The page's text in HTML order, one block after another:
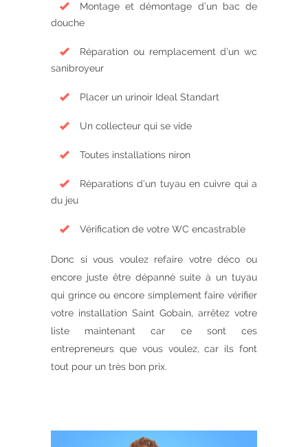
Montage et démontage d’un bac de
douche
Réparation ou remplacement d’un wc
sanibroyeur
Placer un urinoir Ideal Standart
Un collecteur qui se vide
Toutes installations niron
Réparations d’un tuyau en cuivre qui a
du jeu
Vérification de votre WC encastrable
Donc si vous voulez refaire votre déco ou
encore juste être dépanné suite à un tuyau
qui grince ou encore simplement faire vérifier
votre installation Saint Gobain, arrêtez votre
liste maintenant car ce sont ces
entrepreneurs que vous voulez, car ils font
tout pour un très bon prix.